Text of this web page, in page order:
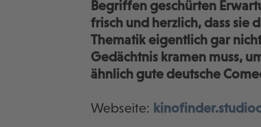
Begriffen geschürten
frisch und herzlich, dass sie
Thematik eigentlich gar
Gedächtnis kramen muss,
ähnlich gute deutsche
Webseite: